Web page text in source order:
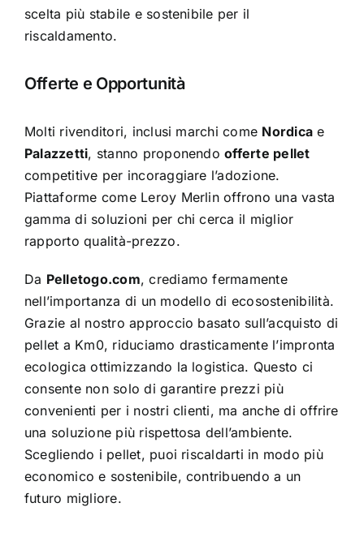
scelta più stabile e sostenibile per il
riscaldamento.
Offerte e Opportunità
Molti rivenditori, inclusi marchi come Nordica e
Palazzetti, stanno proponendoofferte pellet
competitive per incoraggiare l’adozione.
Piattaforme come Leroy Merlin offrono una vasta
gamma di soluzioni per chi cerca il miglior
rapporto qualità-prezzo.
Da Pelletogo.com, crediamo fermamente
nell’importanza di un modello di ecosostenibilità.
Grazie al nostro approccio basato sull’acquisto di
pellet a Km0, riduciamo drasticamente l’impronta
ecologica ottimizzando la logistica. Questo ci
consente non solo di garantire prezzi più
convenienti per i nostri clienti, ma anche di offrire
una soluzione più rispettosa dell’ambiente.
Scegliendo i pellet, puoi riscaldarti in modo più
economico e sostenibile, contribuendo a un
futuro migliore.